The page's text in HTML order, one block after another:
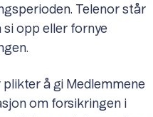
Telenor står
si opp eller fornye
plikter å gi Medlemmene
om forsikringen i